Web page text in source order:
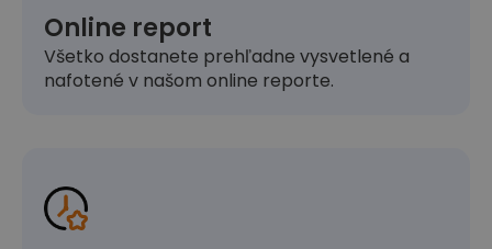
Online report
Všetko dostanete prehľadne vysvetlené a
nafotené v našom online reporte.